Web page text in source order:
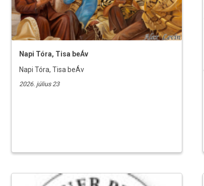
Napi Tóra, Tisa beÁv
Napi Tóra, Tisa beÁv
2026. július 23